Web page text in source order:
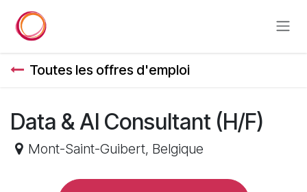
Toutes les offres d'emploi
Data & AI Consultant (H/F)
Mont-Saint-Guibert, Belgique